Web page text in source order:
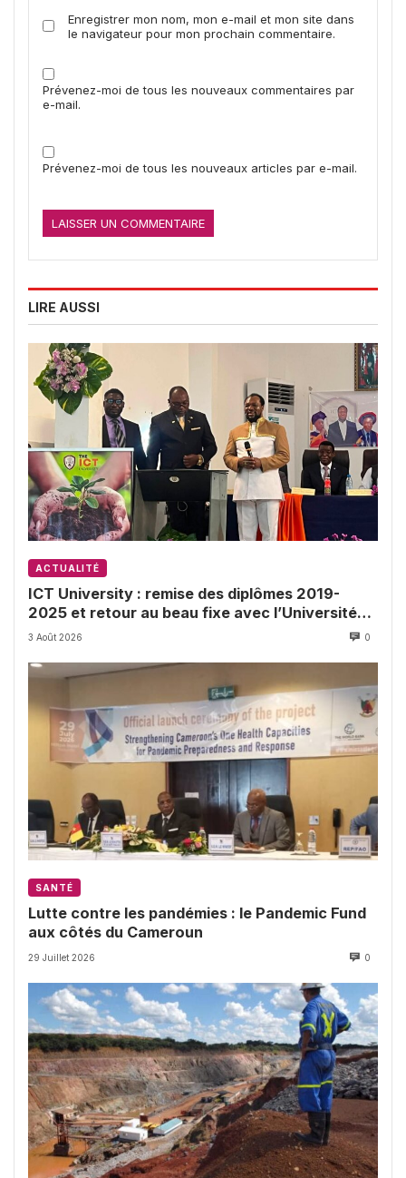
Enregistrer mon nom, mon e-mail et mon site dans
le navigateur pour mon prochain commentaire.
Prévenez-moi de tous les nouveaux commentaires par
e-mail.
Prévenez-moi de tous les nouveaux articles par e-mail.
LIRE AUSSI
ACTUALITÉ
ICT University : remise des diplômes 2019-
2025 et retour au beau fixe avec l’Université
de Buea
3 Août 2026 0
SANTÉ
Lutte contre les pandémies : le Pandemic Fund
aux côtés du Cameroun
29 Juillet 2026 0